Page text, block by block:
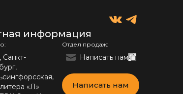
информация
Санкт-
«Л»
Отдел продаж:
Написать нам
Написать нам